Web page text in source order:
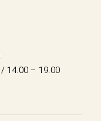
14.00 – 19.00